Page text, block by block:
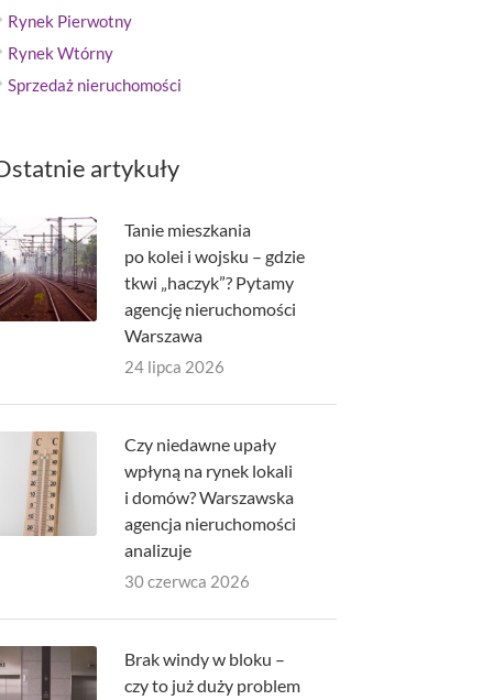
Rynek Pierwotny
Rynek Wtórny
Sprzedaż nieruchomości
artykuły
Tanie mieszkania
po kolei i wojsku – gdzie
tkwi „haczyk”? Pytamy
agencję nieruchomości
Warszawa
24 lipca 2026
Czy niedawne upały
wpłyną na rynek lokali
i domów? Warszawska
agencja nieruchomości
analizuje
30 czerwca 2026
Brak windy w bloku –
czy to już duży problem